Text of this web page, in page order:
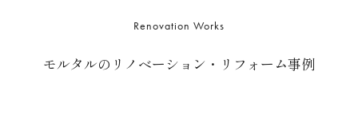
Renovation Works
モルタルのリノベーション・リフォーム事例